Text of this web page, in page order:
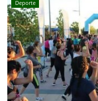
Deporte